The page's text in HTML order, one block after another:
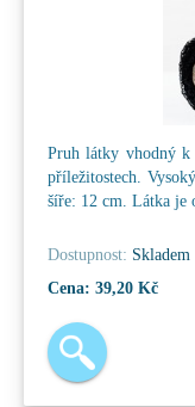
Pruh látky vhodný k
příležitostech.
šíře: 12 cm. Látka je
Dostupnost: Skladem
Cena: 39,20 Kč